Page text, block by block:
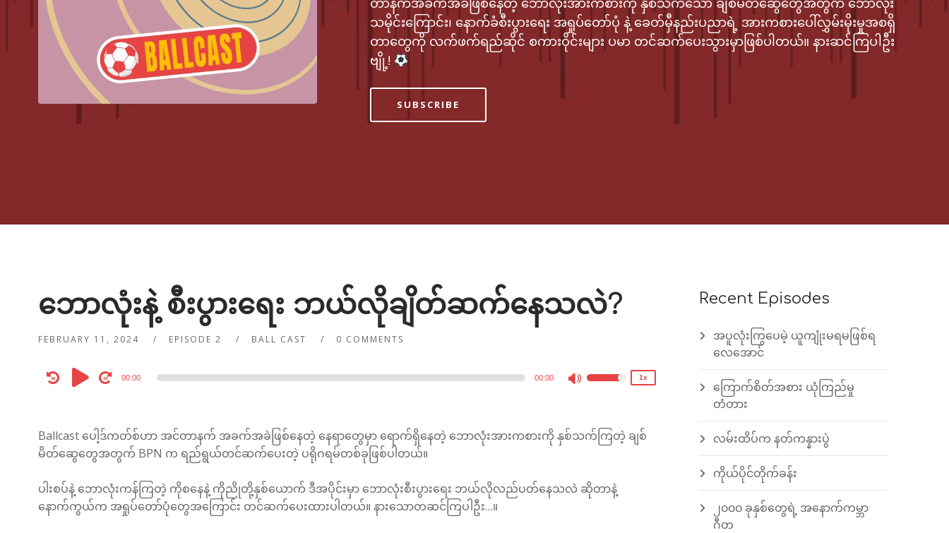
သမိုင်းကြောင်း၊​ နောက်ခံစီးပွားရေး အရှုပ်တော်ပုံ နဲ့ ခေတ်မှီနည်းပညာရဲ့ အားကစားပေါ်လွှမ်းမိုးမှုအစရှိ
တာတွေကို လက်ဖက်ရည်ဆိုင် စကားဝိုင်းများ ပမာ တင်ဆက်ပေးသွားမှာဖြစ်ပါတယ်။ နားဆင်ကြပါဦး
ဗျို့!
SUBSCRIBE
ဘောလုံးနဲ့ စီးပွားရေး ဘယ်လိုချိတ်ဆက်နေသလဲ?
FEBRUARY 11, 2024 EPISODE 2 BALL CAST 0 COMMENTS
Audio
Player
00:00 00:00
Use
keys
or
1x
Ballcast ပေါ့ဒ်ကတ်စ်ဟာ အင်တာနက် အခက်အခဲဖြစ်နေတဲ့ နေရာတွေမှာ ရောက်ရှိနေတဲ့ ဘောလုံးအားကစားကို နှစ်သက်ကြတဲ့ ချစ်
မိတ်ဆွေတွေအတွက် BPN က ရည်ရွယ်တင်ဆက်ပေးတဲ့ ပရိုဂရမ်တစ်ခုဖြစ်ပါတယ်။
ပါးစပ်နဲ့ ဘောလုံးကန်ကြတဲ့ ကိုစနေနဲ့ ကိုညိုတို့နှစ်ယောက် ဒီအပိုင်းမှာ ဘောလုံးစီးပွားရေး ဘယ်လိုလည်ပတ်နေသလဲ ဆိုတာနဲ့
နောက်ကွယ်က အရှုပ်တော်ပုံတွေအကြောင်း တင်ဆက်ပေးထားပါတယ်။ နားသောတဆင်ကြပါဦး…။
Recent Episodes
အပူလုံးကြွပေမဲ့ ယူကျုံးမရမဖြစ်ရ
လေအောင်
ကြောက်စိတ်အစား ယုံကြည်မှု
တံတား
လမ်းထိပ်က နတ်ကန္နားပွဲ
ကိုယ်ပိုင်တိုက်ခန်း
၂၀၀၀ ခုနှစ်တွေရဲ့ အနောက်ကမ္ဘာ
ဂီတ